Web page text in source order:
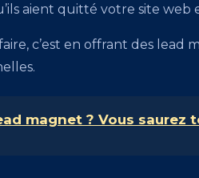
aient quitté votre site web
c’est en offrant des lead
magnet ? Vous saurez